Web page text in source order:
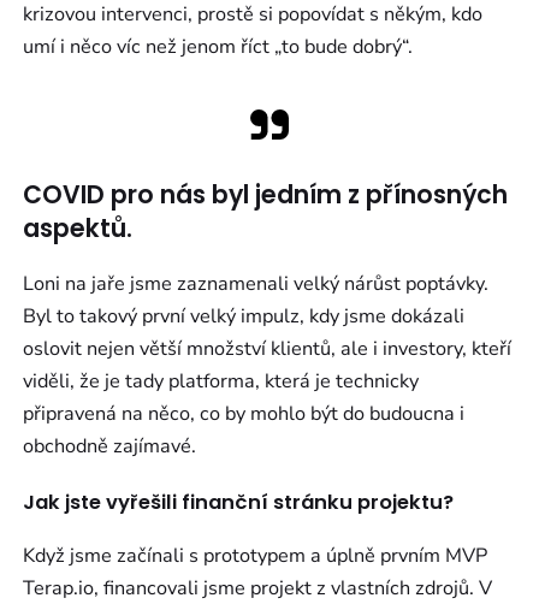
krizovou intervenci, prostě si popovídat s někým, kdo
umí i něco víc než jenom říct „to bude dobrý“.
COVID pro nás byl jedním z přínosných
aspektů.
Loni na jaře jsme zaznamenali velký nárůst poptávky.
Byl to takový první velký impulz, kdy jsme dokázali
oslovit nejen větší množství klientů, ale i investory, kteří
viděli, že je tady platforma, která je technicky
připravená na něco, co by mohlo být do budoucna i
obchodně zajímavé.
Jak jste vyřešili finanční stránku projektu?
Když jsme začínali s prototypem a úplně prvním MVP
Terap.io, financovali jsme projekt z vlastních zdrojů. V